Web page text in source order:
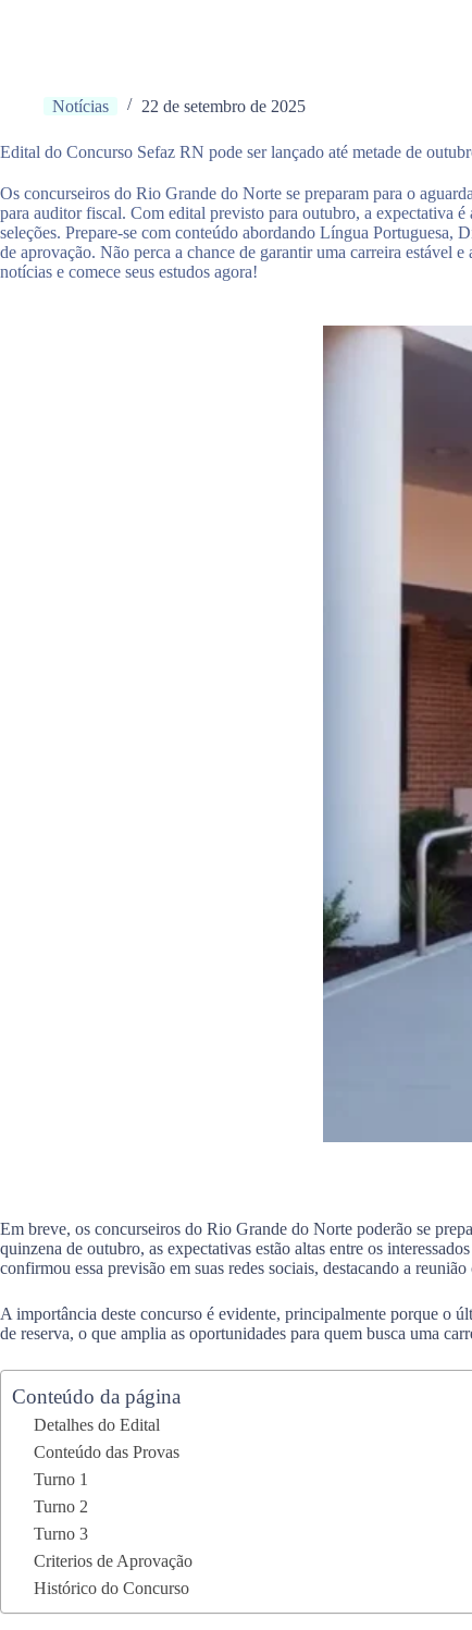
Notícias 22 de setembro de 2025
Edital do Concurso Sefaz RN pode ser lançado até metade de
Os concurseiros do Rio Grande do Norte se preparam para o
para auditor fiscal. Com edital previsto para outubro, a expectativa é
seleções. Prepare-se com conteúdo abordando Língua Portuguesa,
de aprovação. Não perca a chance de garantir uma carreira estável
notícias e comece seus estudos agora!
Em breve, os concurseiros do Rio Grande do Norte poderão se
quinzena de outubro, as expectativas estão altas entre os
confirmou essa previsão em suas redes sociais, destacando a
A importância deste concurso é evidente, principalmente porque o
de reserva, o que amplia as oportunidades para quem busca uma
Conteúdo da página
Detalhes do Edital
Conteúdo das Provas
Turno 1
Turno 2
Turno 3
Criterios de Aprovação
Histórico do Concurso